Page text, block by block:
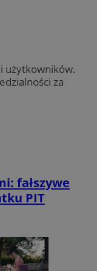
użytkowników.
za
fałszywe
PIT